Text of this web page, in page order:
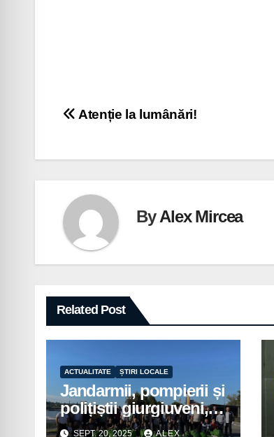
Navigare
Atenție la lumânări!
ByAlex Mircea
Related Post
ACTUALITATE ȘTIRI LOCALE
Jandarmii, pompierii și
polițiștii giurgiuveni,
implicați în acțiuni de
SEPT. 20, 2025 ALEX